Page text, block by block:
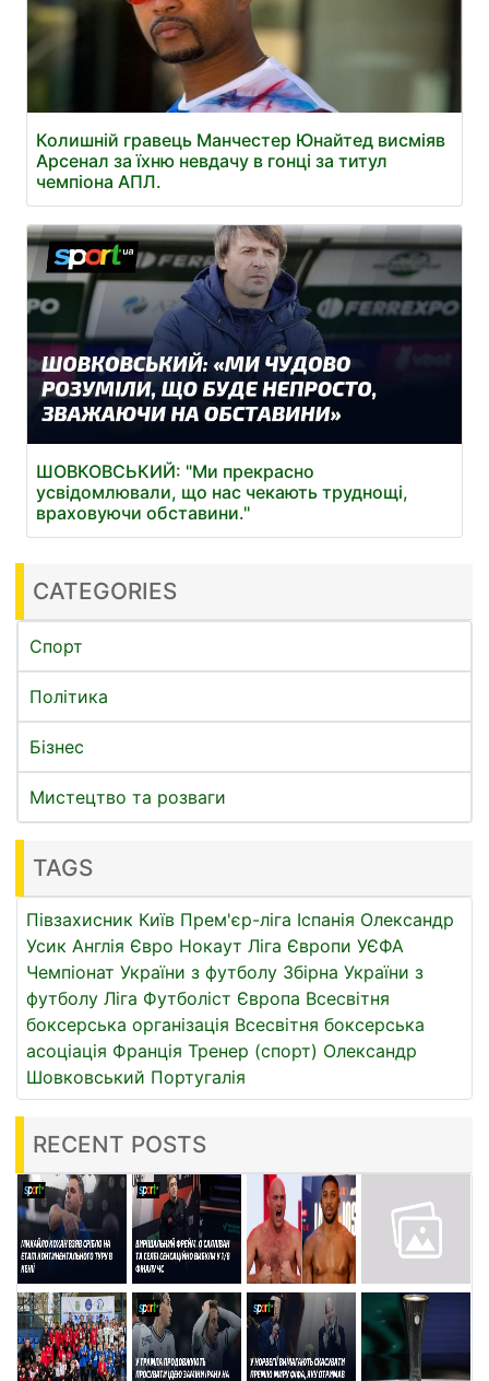
Колишній гравець Манчестер Юнайтед висміяв
Арсенал за їхню невдачу в гонці за титул
чемпіона АПЛ.
ШОВКОВСЬКИЙ: "Ми прекрасно
усвідомлювали, що нас чекають труднощі,
враховуючи обставини."
CATEGORIES
Спорт
Політика
Бізнес
Мистецтво та розваги
TAGS
Півзахисник Київ Прем'єр-ліга Іспанія Олександр
Усик Англія Євро Нокаут Ліга Європи УЄФА
Чемпіонат України з футболу Збірна України з
футболу Ліга Футболіст Європа Всесвітня
боксерська організація Всесвітня боксерська
асоціація Франція Тренер (спорт) Олександр
Шовковський Португалія
RECENT POSTS